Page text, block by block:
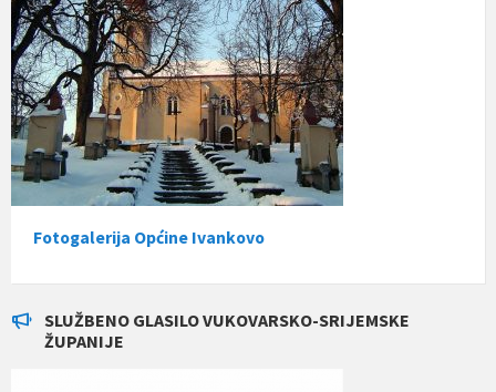
Fotogalerija Općine Ivankovo
SLUŽBENO GLASILO VUKOVARSKO-SRIJEMSKE
ŽUPANIJE